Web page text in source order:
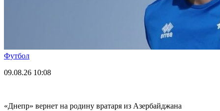
Футбол
09.08.26 10:08
«Днепр» вернет на родину вратаря из Азербайджана